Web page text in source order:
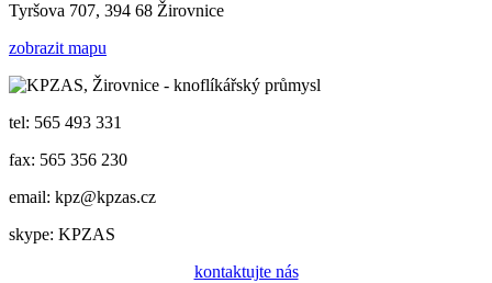
Tyršova 707, 394 68 Žirovnice
zobrazit mapu
tel: 565 493 331
fax: 565 356 230
email: kpz@kpzas.cz
skype: KPZAS
kontaktujte nás